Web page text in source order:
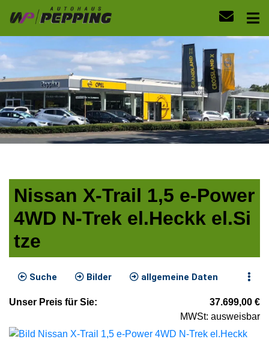
Nissan X-Trail 1,5 e-Power
4WD N-Trek el.Heckk el.Si
tze
Suche Bilder allgemeine Daten
Unser Preis für Sie: 37.699,00 €
MWSt: ausweisbar